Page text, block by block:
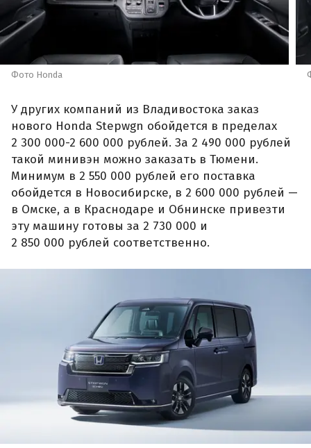
Фото Honda
У других компаний из Владивостока заказ
нового Honda Stepwgn обойдется в пределах
2 300 000-2 600 000 рублей. За 2 490 000 рублей
такой минивэн можно заказать в Тюмени.
Минимум в 2 550 000 рублей его поставка
обойдется в Новосибирске, в 2 600 000 рублей —
в Омске, а в Краснодаре и Обнинске привезти
эту машину готовы за 2 730 000 и
2 850 000 рублей соответственно.